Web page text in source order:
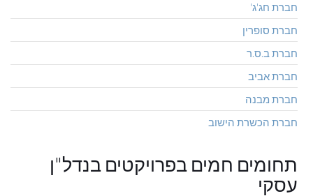
חברת חג'ג'
חברת סופרין
חברת ב.ס.ר
חברת אביב
חברת מבנה
חברת הכשרת הישוב
תחומים חמים בפרויקטים בנדל"ן
עסקי